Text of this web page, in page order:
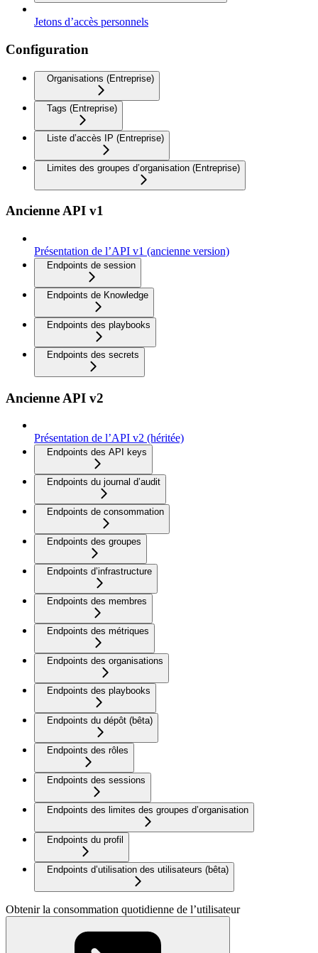
Jetons d’accès personnels
Configuration
Organisations (Entreprise)
Tags (Entreprise)
Liste d’accès IP (Entreprise)
Limites des groupes d’organisation (Entreprise)
Ancienne API v1
Présentation de l’API v1 (ancienne version)
Endpoints de session
Endpoints de Knowledge
Endpoints des playbooks
Endpoints des secrets
Ancienne API v2
Présentation de l’API v2 (héritée)
Endpoints des API keys
Endpoints du journal d’audit
Endpoints de consommation
Endpoints des groupes
Endpoints d’infrastructure
Endpoints des membres
Endpoints des métriques
Endpoints des organisations
Endpoints des playbooks
Endpoints du dépôt (bêta)
Endpoints des rôles
Endpoints des sessions
Endpoints des limites des groupes d’organisation
Endpoints du profil
Endpoints d’utilisation des utilisateurs (bêta)
Obtenir la consommation quotidienne de l’utilisateur